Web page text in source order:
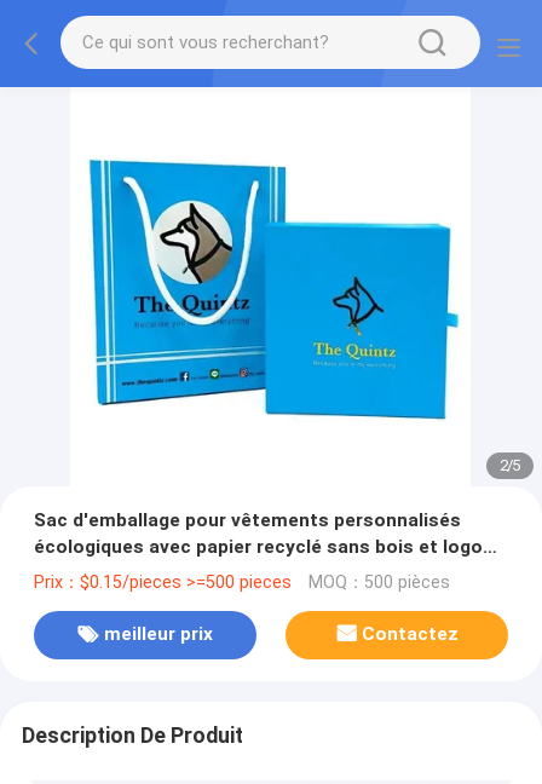
2/5
Sac d'emballage pour vêtements personnalisés
écologiques avec papier recyclé sans bois et logo
personnalisé
Prix：$0.15/pieces >=500 pieces MOQ：500 pièces
meilleur prix Contactez
Description De Produit